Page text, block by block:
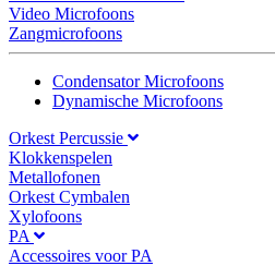
Video Microfoons
Zangmicrofoons
Condensator Microfoons
Dynamische Microfoons
Orkest Percussie
Klokkenspelen
Metallofonen
Orkest Cymbalen
Xylofoons
PA
Accessoires voor PA